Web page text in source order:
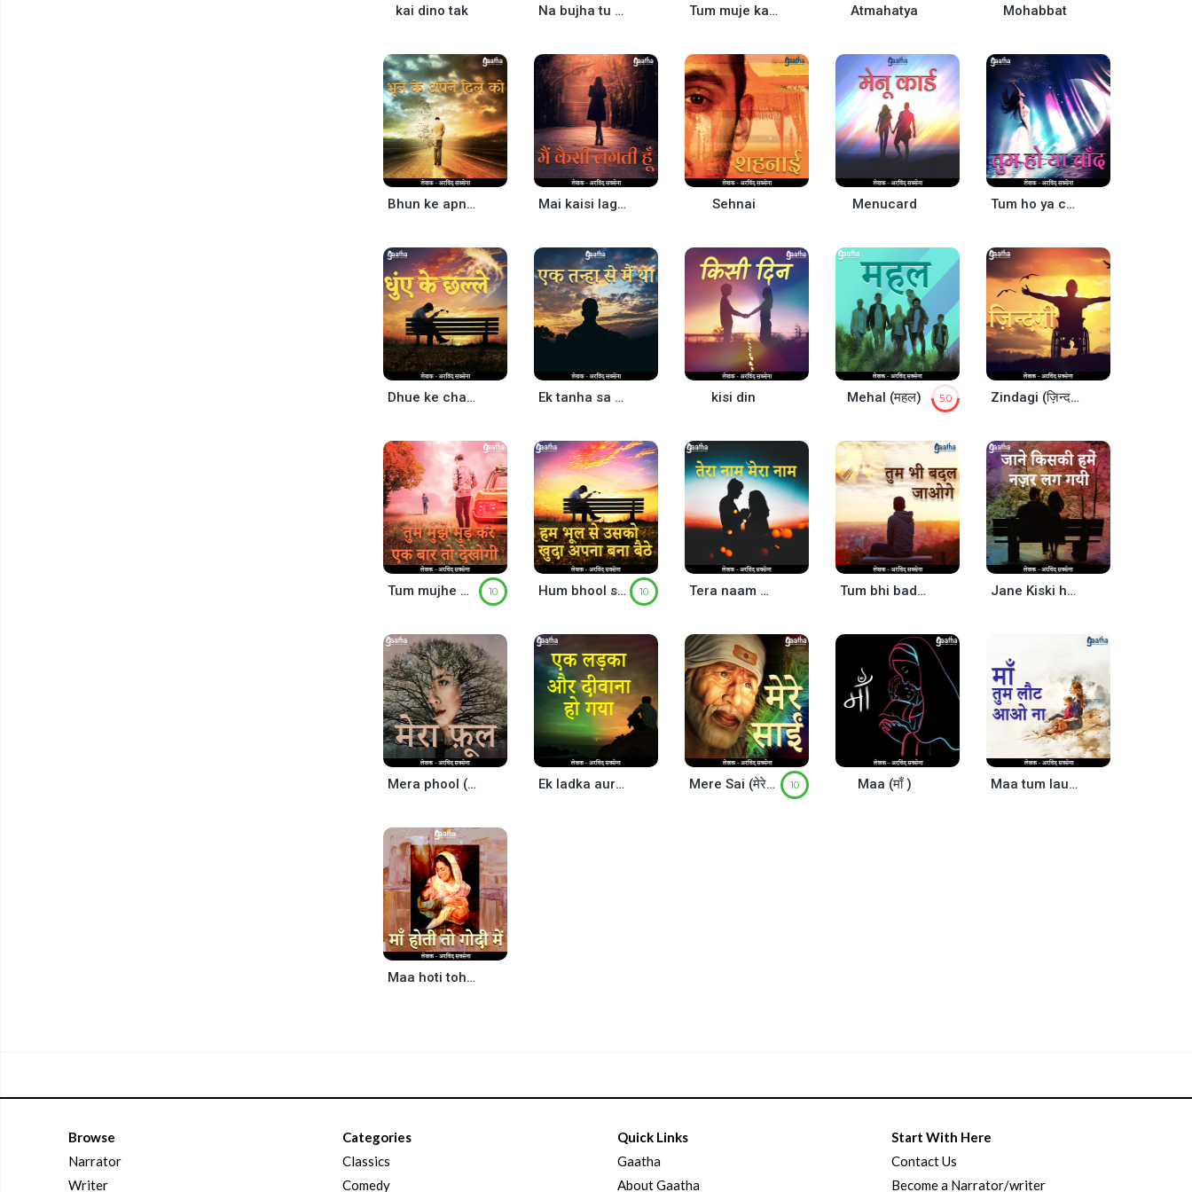
kai dino tak Na bujha tu battiya Tum muje kabhi bhula na paoge Atmahatya Mohabbat
Bhun ke apne dil ko Mai kaisi lagti hu Sehnai Menucard Tum ho ya chand
Dhue ke challe Ek tanha sa mai tha kisi din Mehal (महल) 5.0 Zindagi (ज़िन्दगी)
Tum mujhe mud kar ek bar to dekhogi (तुम मुझे मुड़ कर एक बार तो देखोगी) 10 Hum bhool se usko khuda apna bana baithe (हम भूल से उसको खुदा अपना बना बैठे) 10 Tera naam mera naam (तेरा नाम मेरा नाम) Tum bhi badal jaoge ( तुम भी बदल जाओगे) Jane Kiski hame najar lag gayi (जाने किसकी हमें नजर लग गयी)
Mera phool (मेरा फूल) Ek ladka aur deewana ho gaya (एक लड़का और दीवाना हो गया) Mere Sai (मेरे साईं) 10 Maa (माँ ) Maa tum laut aao na (माँ तुम लौट आओ ना )
Maa hoti toh godi me (माँ होती तो गोदी में )
Browse
Narrator
Writer
Categories
Classics
Comedy
Quick Links
Gaatha
About Gaatha
Start With Here
Contact Us
Become a Narrator/writer